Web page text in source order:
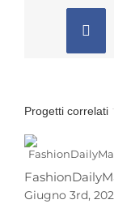
Progetti correlati
Giugno 3rd,